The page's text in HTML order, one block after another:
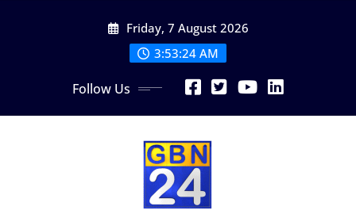
Friday, 7 August 2026
3:53:25 AM
Follow Us